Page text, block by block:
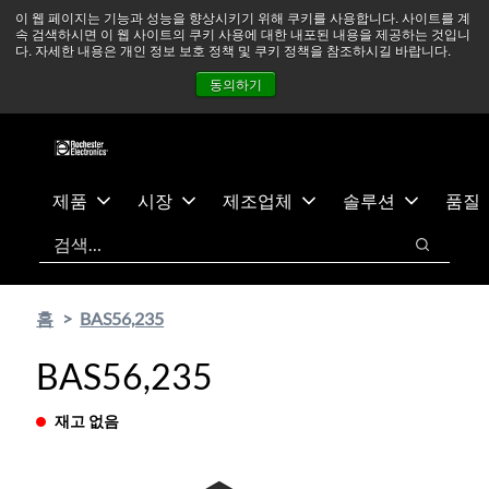
이 웹 페이지는 기능과 성능을 향상시키기 위해 쿠키를 사용합니다. 사이트를 계
속 검색하시면 이 웹 사이트의 쿠키 사용에 대한 내포된 내용을 제공하는 것입니
다. 자세한 내용은 개인 정보 보호 정책 및 쿠키 정책을 참조하시길 바랍니다.
동의하기
츠
건
중동 지역 상황을 지속적으로 주시하고 있으며, 모든 서비스는
정상적으로 운영되고 있습니다. 더 읽어보기 →
뉴스
문의하기
제품 시장 제조업체 솔루션
품질
검색
검색
홈 BAS56,235
BAS56,235
재고 없음